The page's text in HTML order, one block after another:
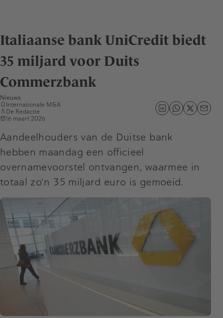
Italiaanse bank UniCredit biedt
35 miljard voor Duits
Commerzbank
Nieuws
Internationale M&A
De Redactie
16 maart 2026
Aandeelhouders van de Duitse bank
hebben maandag een officieel
overnamevoorstel ontvangen, waarmee in
totaal zo'n 35 miljard euro is gemoeid.